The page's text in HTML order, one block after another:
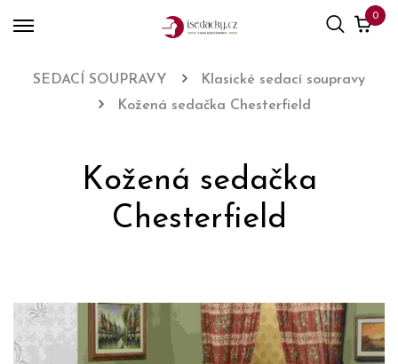
0
SEDACÍ SOUPRAVY
Klasické sedací soupravy
Kožená sedačka Chesterfield
Kožená sedačka
Chesterfield